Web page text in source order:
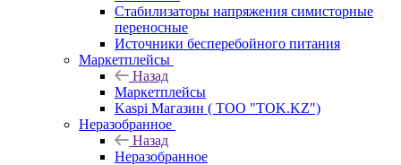
Стабилизаторы напряжения симисторные
переносные
Источники бесперебойного питания
Маркетплейсы
Назад
Маркетплейсы
Kaspi Магазин ( ТОО "TOK.KZ")
Неразобранное
Назад
Неразобранное